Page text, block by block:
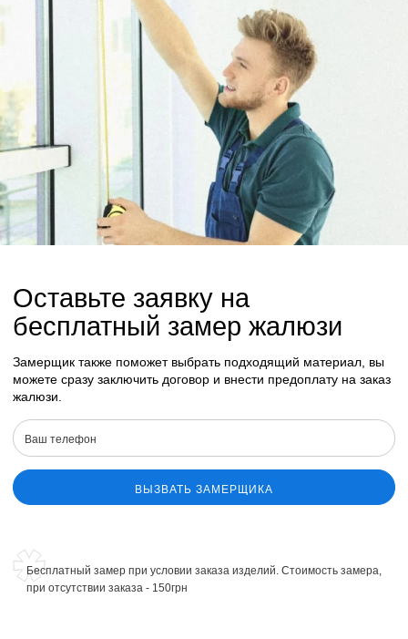
Оставьте заявку на
бесплатный замер жалюзи
Замерщик также поможет выбрать подходящий материал, вы
можете сразу заключить договор и внести предоплату на заказ
жалюзи.
ВЫЗВАТЬ ЗАМЕРЩИКА
Бесплатный замер при условии заказа изделий. Стоимость замера,
при отсутствии заказа - 150грн